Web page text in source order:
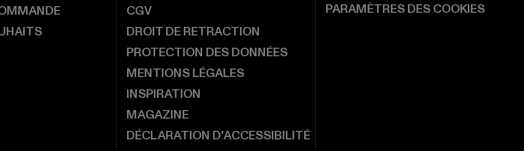
CGV
DROIT DE RETRACTION
PROTECTION DES DONNÉES
MENTIONS LÉGALES
INSPIRATION
MAGAZINE
DÉCLARATION D'ACCESSIBILITÉ
PARAMÈTRES DES COOKIES